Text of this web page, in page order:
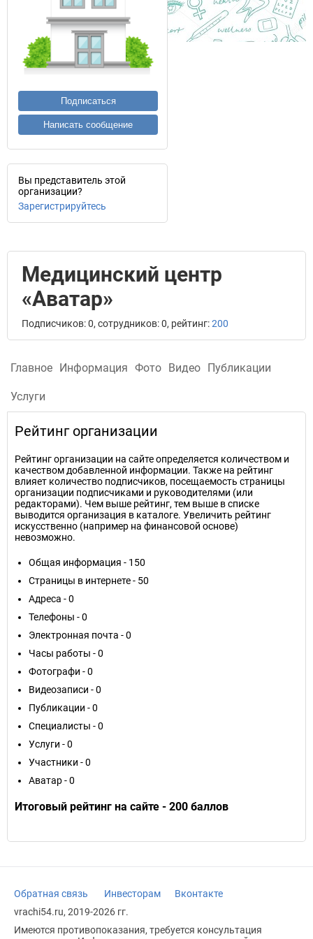
Подписаться
Написать сообщение
Вы представитель этой
организации?
Зарегистрируйтесь
Медицинский центр
«Аватар»
Подписчиков: 0, сотрудников: 0, рейтинг:200
Главное Информация Фото Видео Публикации
Услуги
Рейтинг организации
Рейтинг организации на сайте определяется количеством и
качеством добавленной информации. Также на рейтинг
влияет количество подписчиков, посещаемость страницы
организации подписчиками и руководителями (или
редакторами). Чем выше рейтинг, тем выше в списке
выводится организация в каталоге. Увеличить рейтинг
искусственно (например на финансовой основе)
невозможно.
Общая информация - 150
Страницы в интернете - 50
Адреса - 0
Телефоны - 0
Электронная почта - 0
Часы работы - 0
Фотографи - 0
Видеозаписи - 0
Публикации - 0
Специалисты - 0
Услуги - 0
Участники - 0
Аватар - 0
Итоговый рейтинг на сайте - 200 баллов
Обратная связь Инвесторам
Вконтакте
vrachi54.ru, 2019-2026 гг.
Имеются противопоказания, требуется консультация